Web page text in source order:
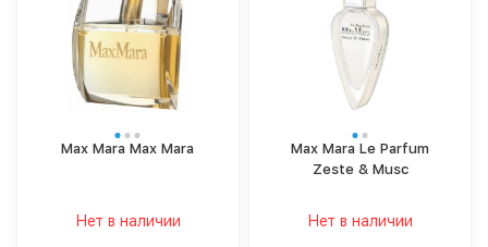
Max Mara Max Mara
Нет в наличии
Max Mara Le Parfum
Zeste & Musc
Нет в наличии